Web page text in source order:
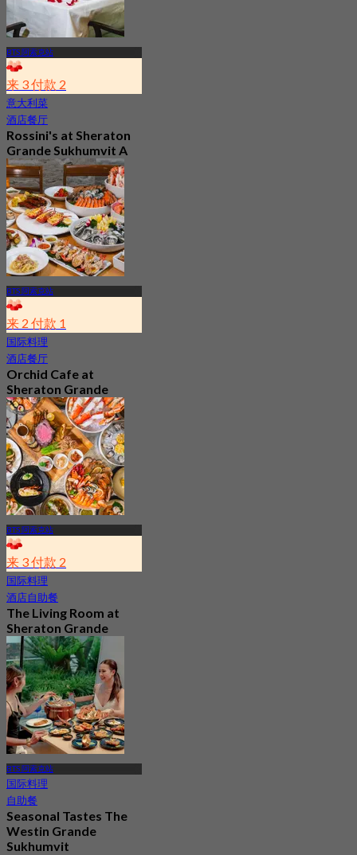
BTS 阿索克站
来 3 付款 2
意大利菜
酒店餐厅
Rossini's at Sheraton
Grande Sukhumvit A
Luxury Collection
Hotel
5.0
2.9K 已预订
起฿ 621
BTS 阿索克站
来 2 付款 1
国际料理
酒店餐厅
Orchid Cafe at
Sheraton Grande
Sukhumvit A Luxury
Collection Hotel
4.7
15.2K 已预订
起฿ 776
BTS 阿索克站
来 3 付款 2
国际料理
酒店自助餐
The Living Room at
Sheraton Grande
Sukhumvit A Luxury
Collection Hotel
4.9
1.1K 已预订
起฿ 350
BTS 阿索克站
国际料理
自助餐
Seasonal Tastes The
Westin Grande
Sukhumvit